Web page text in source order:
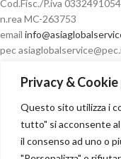
Privacy &
Questo sito utilizza i
tutto" si acconsente
il consenso ad uno o
Cod.Fisc./P.iva
n.rea MC-263753
email
pec
Condizioni di vendita